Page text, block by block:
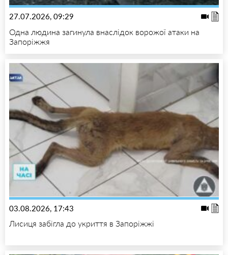
27.07.2026, 09:29
Одна людина загинула внаслідок ворожої атаки на
Запоріжжя
03.08.2026, 17:43
Лисиця забігла до укриття в Запоріжжі